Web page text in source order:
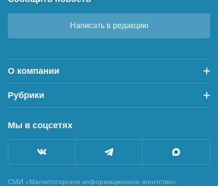
Написать в редакцию
О компании
Рубрики
Мы в соцсетях
СМИ «Магнитогорское информационное агентство»